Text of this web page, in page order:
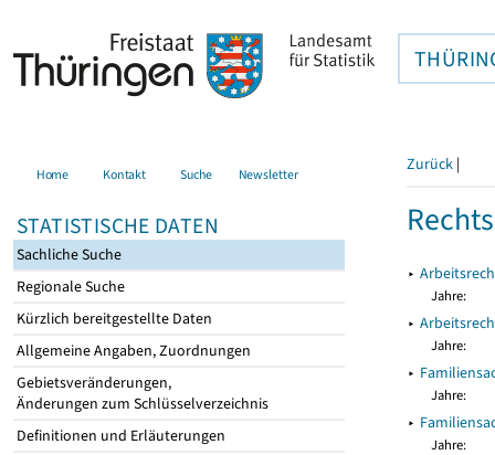
Home Kontakt Suche Newsletter
STATISTISCHE DATEN
Sachliche Suche
Regionale Suche
Kürzlich bereitgestellte Daten
Allgemeine Angaben, Zuordnungen
Gebietsveränderungen,
Änderungen zum Schlüsselverzeichnis
Definitionen und Erläuterungen
Zurück |
▸
Jahre:
▸
Jahre:
▸
Jahre:
▸
Jahre: